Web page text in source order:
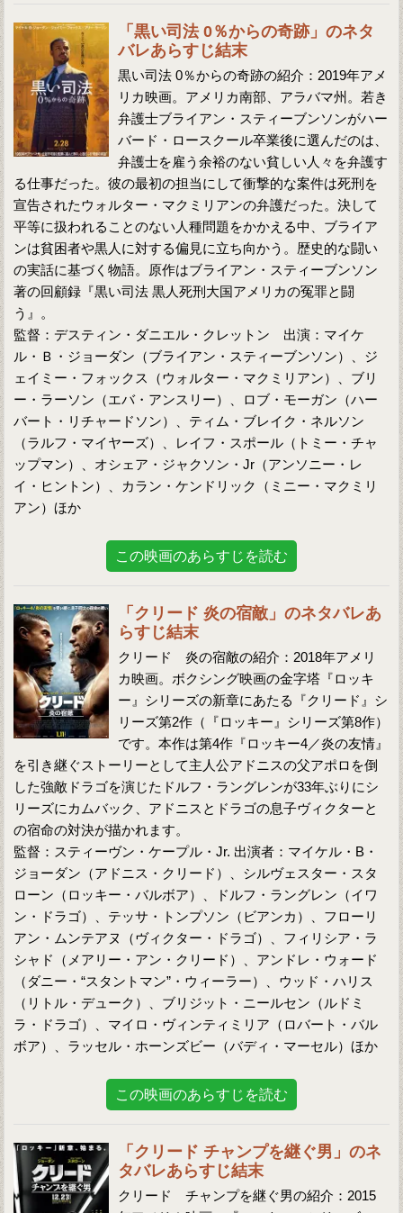
「黒い司法 0％からの奇跡」のネタ
バレあらすじ結末
黒い司法 0％からの奇跡の紹介：2019年アメ
リカ映画。アメリカ南部、アラバマ州。若き
弁護士ブライアン・スティーブンソンがハー
バード・ロースクール卒業後に選んだのは、
弁護士を雇う余裕のない貧しい人々を弁護す
る仕事だった。彼の最初の担当にして衝撃的な案件は死刑を
宣告されたウォルター・マクミリアンの弁護だった。決して
平等に扱われることのない人種問題をかかえる中、ブライア
ンは貧困者や黒人に対する偏見に立ち向かう。歴史的な闘い
の実話に基づく物語。原作はブライアン・スティーブンソン
著の回顧録『黒い司法 黒人死刑大国アメリカの冤罪と闘
う』。
監督：デスティン・ダニエル・クレットン 出演：マイケ
ル・Ｂ・ジョーダン（ブライアン・スティーブンソン）、ジ
ェイミー・フォックス（ウォルター・マクミリアン）、ブリ
ー・ラーソン（エバ・アンスリー）、ロブ・モーガン（ハー
バート・リチャードソン）、ティム・ブレイク・ネルソン
（ラルフ・マイヤーズ）、レイフ・スポール（トミー・チャ
ップマン）、オシェア・ジャクソン・Jr（アンソニー・レ
イ・ヒントン）、カラン・ケンドリック（ミニー・マクミリ
アン）ほか
この映画のあらすじを読む
「クリード 炎の宿敵」のネタバレあ
らすじ結末
クリード 炎の宿敵の紹介：2018年アメリ
カ映画。ボクシング映画の金字塔『ロッキ
ー』シリーズの新章にあたる『クリード』シ
リーズ第2作（『ロッキー』シリーズ第8作）
です。本作は第4作『ロッキー4／炎の友情』
を引き継ぐストーリーとして主人公アドニスの父アポロを倒
した強敵ドラゴを演じたドルフ・ラングレンが33年ぶりにシ
リーズにカムバック、アドニスとドラゴの息子ヴィクターと
の宿命の対決が描かれます。
監督：スティーヴン・ケープル・Jr. 出演者：マイケル・B・
ジョーダン（アドニス・クリード）、シルヴェスター・スタ
ローン（ロッキー・バルボア）、ドルフ・ラングレン（イワ
ン・ドラゴ）、テッサ・トンプソン（ビアンカ）、フローリ
アン・ムンテアヌ（ヴィクター・ドラゴ）、フィリシア・ラ
シャド（メアリー・アン・クリード）、アンドレ・ウォード
（ダニー・“スタントマン”・ウィーラー）、ウッド・ハリス
（リトル・デューク）、ブリジット・ニールセン（ルドミ
ラ・ドラゴ）、マイロ・ヴィンティミリア（ロバート・バル
ボア）、ラッセル・ホーンズビー（バディ・マーセル）ほか
この映画のあらすじを読む
「クリード チャンプを継ぐ男」のネ
タバレあらすじ結末
クリード チャンプを継ぐ男の紹介：2015